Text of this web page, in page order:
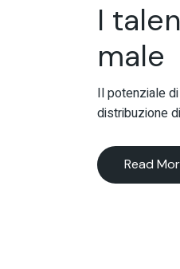
I
male
Il potenziale
distribuzione
Read